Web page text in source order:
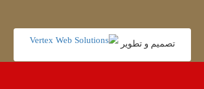
تصميم و تطوير